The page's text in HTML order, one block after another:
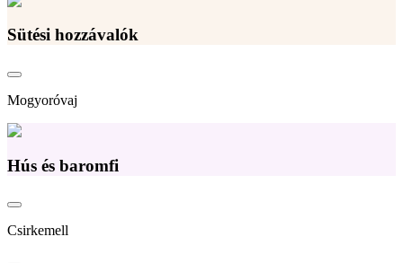
Sütési hozzávalók
Mogyoróvaj
Hús és baromfi
Csirkemell